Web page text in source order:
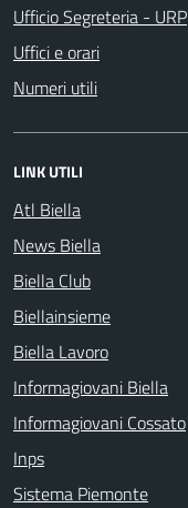
Ufficio Segreteria - URP
Uffici e orari
Numeri utili
LINK UTILI
Atl Biella
News Biella
Biella Club
Biellainsieme
Biella Lavoro
Informagiovani Biella
Informagiovani Cossato
Inps
Sistema Piemonte